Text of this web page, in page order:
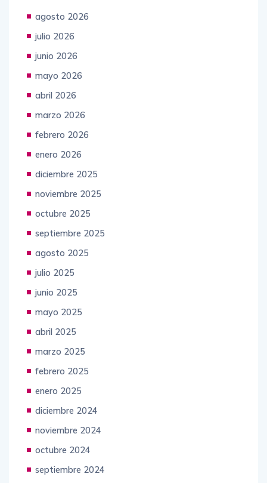
agosto 2026
julio 2026
junio 2026
mayo 2026
abril 2026
marzo 2026
febrero 2026
enero 2026
diciembre 2025
noviembre 2025
octubre 2025
septiembre 2025
agosto 2025
julio 2025
junio 2025
mayo 2025
abril 2025
marzo 2025
febrero 2025
enero 2025
diciembre 2024
noviembre 2024
octubre 2024
septiembre 2024